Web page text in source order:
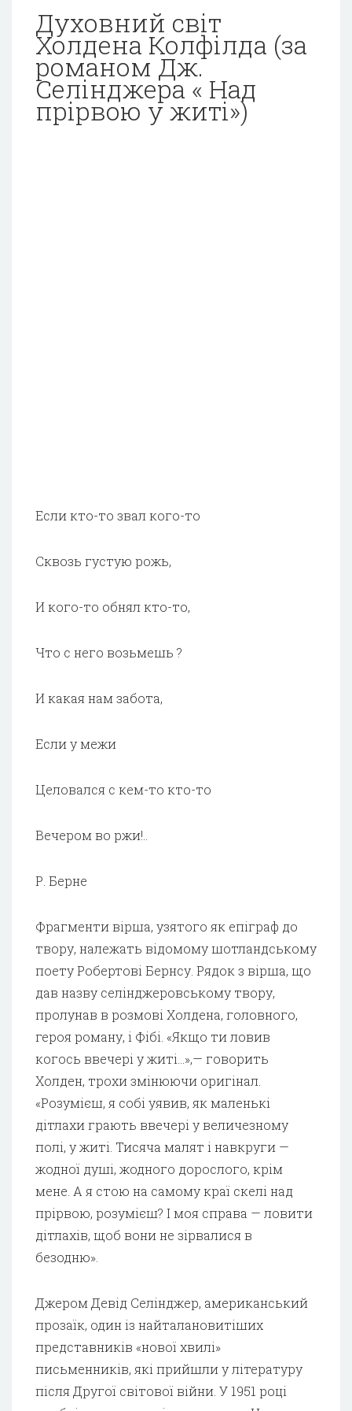
Духовний світ
Холдена Колфілда (за
романом Дж.
Селінджера « Над
прірвою у житі»)
Если кто-то звал кого-то
Сквозь густую рожь,
И кого-то обнял кто-то,
Что с него возьмешь ?
И какая нам забота,
Если у межи
Целовался с кем-то кто-то
Вечером во ржи!..
Р. Берне
Фрагменти вірша, узятого як епіграф до
твору, належать відомому шотландському
поету Робертові Бернсу. Рядок з вірша, що
дав назву селінджеровському твору,
пролунав в розмові Холдена, головного,
героя роману, і Фібі. «Якщо ти ловив
когось ввечері у житі…»,— говорить
Холден, трохи змінюючи оригінал.
«Розумієш, я собі уявив, як маленькі
дітлахи грають ввечері у величезному
полі, у житі. Тисяча малят і навкруги —
жодної душі, жодного дорослого, крім
мене. А я стою на самому краї скелі над
прірвою, розумієш? І моя справа — ловити
дітлахів, щоб вони не зірвалися в
безодню».
Джером Девід Селінджер, американський
прозаїк, один із найталановитіших
представників «нової хвилі»
письменників, які прийшли у літературу
після Другої світової війни. У 1951 році